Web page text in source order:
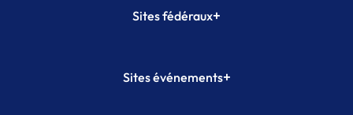
Sites fédéraux+
Plateforme Formation
Sites événements+